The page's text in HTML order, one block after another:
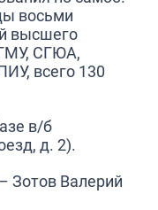
восьми
высшего
СГЮА,
всего 130
в/б
д. 2).
Зотов Валерий